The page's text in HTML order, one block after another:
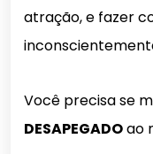
atração, e fazer
Você precisa se
DESAPEGADOao